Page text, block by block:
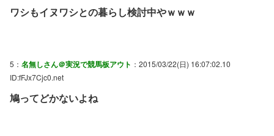
ワシもイヌワシとの暮らし検討中やｗｗｗ
5： 名無しさん＠実況で競馬板アウト ：2015/03/22(日) 16:07:02.10
ID:fFJx7Cjc0.net
鳩ってどかないよね